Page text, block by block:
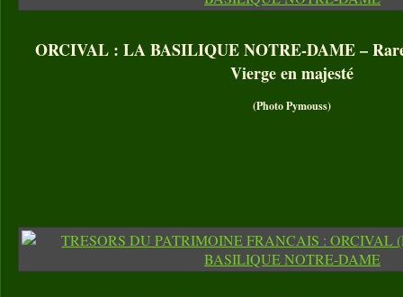
ORCIVAL : LA BASILIQUE NOTRE-DAME –
Vierge en majesté
(Photo Pymouss)